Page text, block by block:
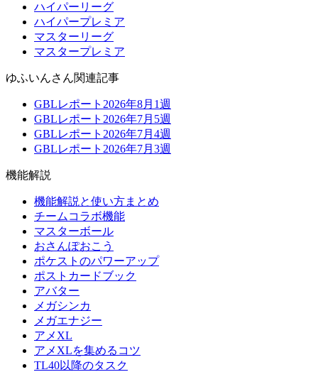
ハイパーリーグ
ハイパープレミア
マスターリーグ
マスタープレミア
ゆふいんさん関連記事
GBLレポート2026年8月1週
GBLレポート2026年7月5週
GBLレポート2026年7月4週
GBLレポート2026年7月3週
機能解説
機能解説と使い方まとめ
チームコラボ機能
マスターボール
おさんぽおこう
ポケストのパワーアップ
ポストカードブック
アバター
メガシンカ
メガエナジー
アメXL
アメXLを集めるコツ
TL40以降のタスク